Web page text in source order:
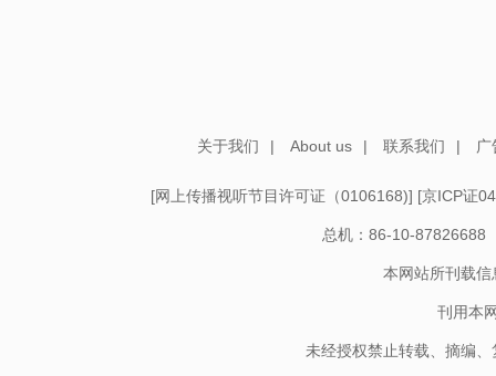
关于我们 | About us | 联系我们 |
[网上传播视听节目许可证（0106168)] [京ICP证
总机：86-10-87826688
本网站所刊载
刊用本
未经授权禁止转载、摘编